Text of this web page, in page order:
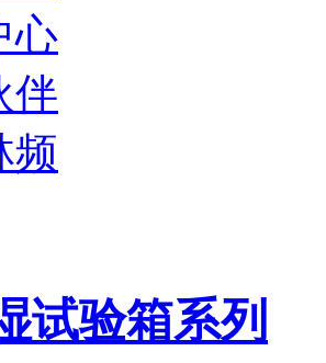
心
伴
频
试验箱系列